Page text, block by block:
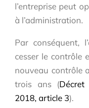
l’entreprise peut
à l’administration.
Par conséquent,
cesser le contrôle
nouveau contrôle
trois ans (
2018, article 3).